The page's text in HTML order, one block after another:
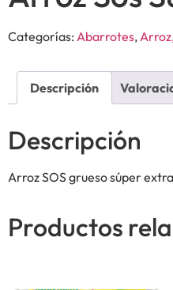
Categorías: Abarrotes,
Descripción
Descripción
Arroz SOS grueso súper
Productos